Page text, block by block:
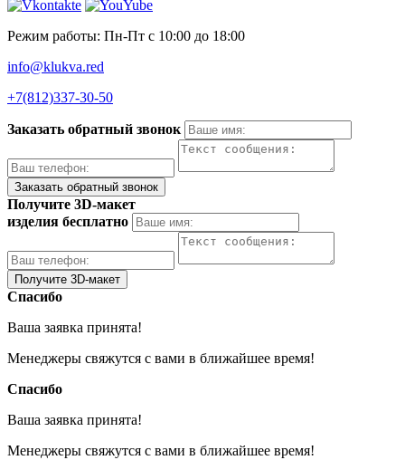
Режим работы: Пн-Пт с 10:00 до 18:00
info@klukva.red
+7(812)337‑30-50
Заказать обратный звонок
Получите 3D-макет
изделия бесплатно
Спасибо
Ваша заявка принята!
Менеджеры свяжутся с вами в ближайшее время!
Спасибо
Ваша заявка принята!
Менеджеры свяжутся с вами в ближайшее время!